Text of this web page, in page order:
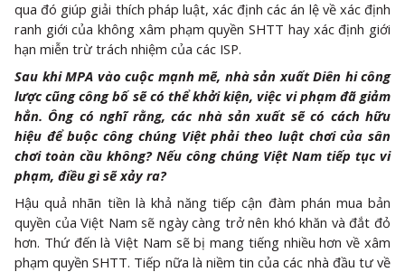
qua đó giúp giải thích pháp luật, xác định các án lệ về xác định
ranh giới của không xâm phạm quyền SHTT hay xác định giới
hạn miễn trừ trách nhiệm của các ISP.
Sau khi MPA vào cuộc mạnh mẽ, nhà sản xuất Diên hi công
lược cũng công bố sẽ có thể khởi kiện, việc vi phạm đã giảm
hẳn. Ông có nghĩ rằng, các nhà sản xuất sẽ có cách hữu
hiệu để buộc công chúng Việt phải theo luật chơi của sân
chơi toàn cầu không? Nếu công chúng Việt Nam tiếp tục vi
phạm, điều gì sẽ xảy ra?
Hậu quả nhãn tiền là khả năng tiếp cận đàm phán mua bản
quyền của Việt Nam sẽ ngày càng trở nên khó khăn và đắt đỏ
hơn. Thứ đến là Việt Nam sẽ bị mang tiếng nhiều hơn về xâm
phạm quyền SHTT. Tiếp nữa là niềm tin của các nhà đầu tư về